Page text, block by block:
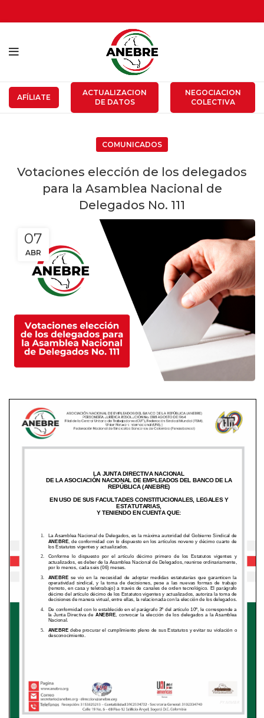
AFÍLIATE
ACTUALIZACION
DE DATOS
NEGOCIACION
COLECTIVA
COMUNICADOS
Votaciones elección de los delegados
para la Asamblea Nacional de
Delegados No. 111
07
ABR